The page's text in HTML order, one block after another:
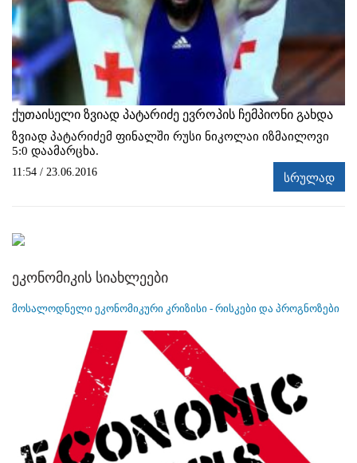
ქუთაისელი ზვიად პატარიძე ევროპის ჩემპიონი გახდა
ზვიად პატარიძემ ფინალში რუსი ნიკოლაი იზმაილოვი
5:0 დაამარცხა.
11:54 / 23.06.2016 სრულად
ეკონომიკის სიახლეები
მოსალოდნელი ეკონომიკური კრიზისი - რისკები და პროგნოზები